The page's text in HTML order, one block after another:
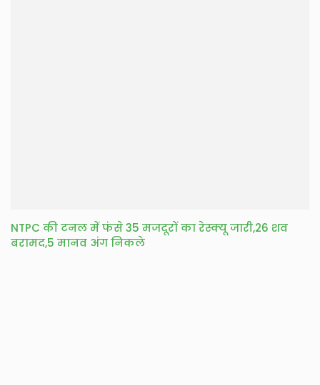
NTPC की टनल में फंसे 35 मजदूरों का रेस्क्यू जारी,26 शव
बरामद,5 मानव अंग निकले